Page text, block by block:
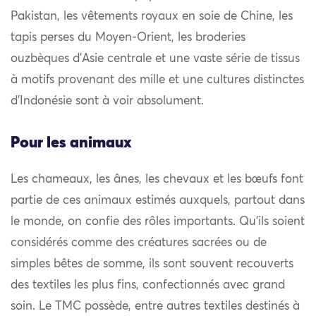
Pakistan, les vêtements royaux en soie de Chine, les
tapis perses du Moyen-Orient, les broderies
ouzbèques d’Asie centrale et une vaste série de tissus
à motifs provenant des mille et une cultures distinctes
d’Indonésie sont à voir absolument.
Pour les animaux
Les chameaux, les ânes, les chevaux et les bœufs font
partie de ces animaux estimés auxquels, partout dans
le monde, on confie des rôles importants. Qu’ils soient
considérés comme des créatures sacrées ou de
simples bêtes de somme, ils sont souvent recouverts
des textiles les plus fins, confectionnés avec grand
soin. Le TMC possède, entre autres textiles destinés à